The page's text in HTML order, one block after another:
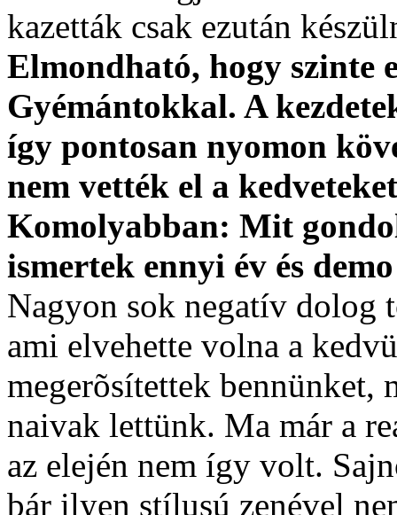
kazetták csak ezután
Elmondható, hogy szinte
Gyémántokkal. A
így pontosan nyomon
nem vették el a
Komolyabban: Mit
ismertek ennyi év és
Nagyon sok negatív dolog
ami elvehette volna a
megerõsítettek bennünket,
naivak lettünk. Ma már a
az elején nem így volt.
bár ilyen stílusú zenével